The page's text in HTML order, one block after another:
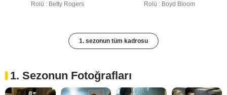
Rolü : Betty Rogers Rolü : Boyd Bloom
1. sezonun tüm kadrosu
1. Sezonun Fotoğrafları